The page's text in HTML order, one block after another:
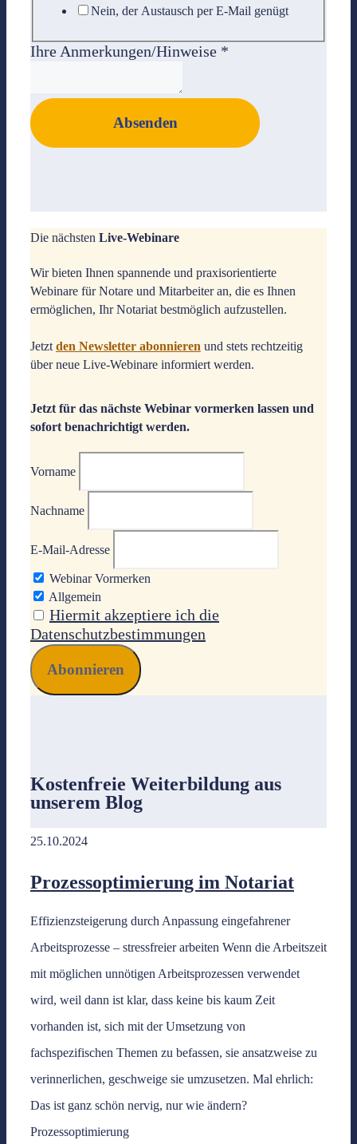
Nein, der Austausch per E-Mail genügt
Ihre Anmerkungen/Hinweise *
Absenden
Die nächsten Live-Webinare
Wir bieten Ihnen spannende und praxisorientierte
Webinare für Notare und Mitarbeiter an, die es Ihnen
ermöglichen, Ihr Notariat bestmöglich aufzustellen.
Jetzt den Newsletter abonnieren und stets rechtzeitig
über neue Live-Webinare informiert werden.
Jetzt für das nächste Webinar vormerken lassen und
sofort benachrichtigt werden.
Vorname
Nachname
E-Mail-Adresse
Webinar Vormerken
Allgemein
Hiermit akzeptiere ich die
Datenschutzbestimmungen
Kostenfreie Weiterbildung aus
unserem Blog
25.10.2024
Prozessoptimierung im Notariat
Effizienzsteigerung durch Anpassung eingefahrener
Arbeitsprozesse – stressfreier arbeiten Wenn die Arbeitszeit
mit möglichen unnötigen Arbeitsprozessen verwendet
wird, weil dann ist klar, dass keine bis kaum Zeit
vorhanden ist, sich mit der Umsetzung von
fachspezifischen Themen zu befassen, sie ansatzweise zu
verinnerlichen, geschweige sie umzusetzen. Mal ehrlich:
Das ist ganz schön nervig, nur wie ändern?
Prozessoptimierung